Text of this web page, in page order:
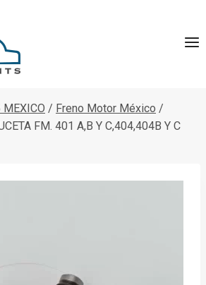
MEXICO / Freno Motor México /
FM. 401 A,B Y C,404,404B Y C